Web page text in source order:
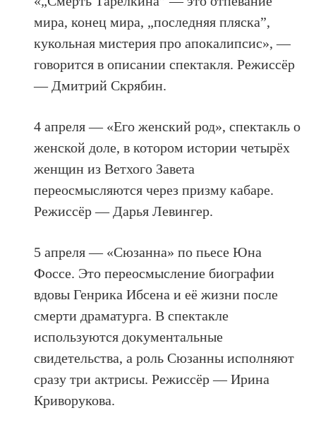
мира, конец мира, „последняя пляска”,
кукольная мистерия про апокалипсис», —
говорится в описании спектакля. Режиссёр
— Дмитрий Скрябин.
4 апреля — «Его женский род», спектакль о
женской доле, в котором истории четырёх
женщин из Ветхого Завета
переосмысляются через призму кабаре.
Режиссёр — Дарья Левингер.
5 апреля — «Сюзанна» по пьесе Юна
Фоссе. Это переосмысление биографии
вдовы Генрика Ибсена и её жизни после
смерти драматурга. В спектакле
используются документальные
свидетельства, а роль Сюзанны исполняют
сразу три актрисы. Режиссёр — Ирина
Криворукова.